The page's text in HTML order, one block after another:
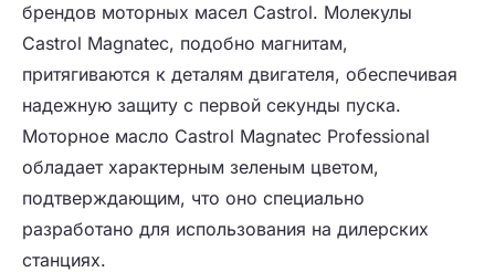
брендов моторных масел Castrol. Молекулы
Castrol Magnatec, подобно магнитам,
притягиваются к деталям двигателя, обеспечивая
надежную защиту с первой секунды пуска.
Моторное масло Castrol Magnatec Professional
обладает характерным зеленым цветом,
подтверждающим, что оно специально
разработано для использования на дилерских
станциях.